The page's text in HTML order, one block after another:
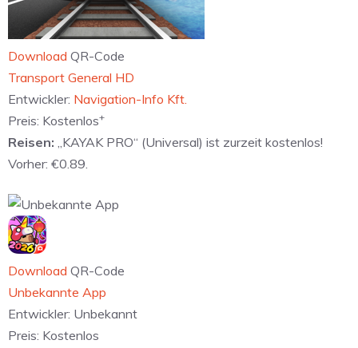
Download QR-Code
‎Transport General HD
Entwickler: Navigation-Info Kft.
Preis: Kostenlos+
Reisen: „KAYAK PRO“ (Universal) ist zurzeit kostenlos!
Vorher: €0.89.
Download QR-Code
Unbekannte App
Entwickler: Unbekannt
Preis: Kostenlos